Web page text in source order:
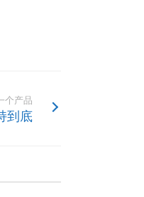
个产品
到底